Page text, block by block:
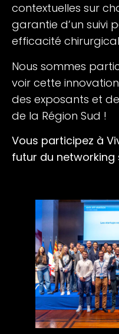
contextuelles sur
garantie d’un suivi
efficacité
Nous sommes
voir cette
des exposants et
de la Région Sud !
Vous participez à
futur du networking